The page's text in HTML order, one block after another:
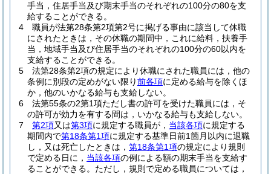
手当，住居手当及び期末手当のそれぞれの100分の80を支
給することができる。
4
職員が法第28条第2項第2号に掲げる事由に該当して休職
にされたときは，その休職の期間中，これに給料，扶養手
当，地域手当及び住居手当のそれぞれの100分の60以内を
支給することができる。
5
法第28条第2項の規定により休職にされた職員には，他の
条例に別段の定めがない限り前各項に定める給与を除くほ
か，他のいかなる給与も支給しない。
6
法第55条の2第1項ただし書の許可を受けた職員には，そ
の許可が効力を有する間は，いかなる給与も支給しない。
7
第2項又は第3項に規定する職員が， 当該各項に規定する
期間内で第18条第1項に規定する基準日前1箇月以内に退職
し，又は死亡したときは， 第18条第1項の規定により規則
で定める日に， 当該各項の例による額の期末手当を支給す
ることができる。 ただし，規則で定める職員については，